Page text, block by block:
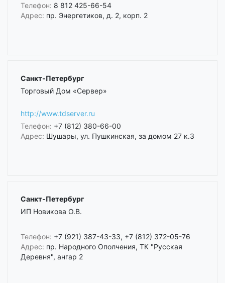
Телефон: 8 812 425-66-54
Адрес: пр. Энергетиков, д. 2, корп. 2
Санкт-Петербург
Торговый Дом «Сервер»
http://www.tdserver.ru
Телефон: +7 (812) 380-66-00
Адрес: Шушары, ул. Пушкинская, за домом 27 к.3
Санкт-Петербург
ИП Новикова О.В.
Телефон: +7 (921) 387-43-33, +7 (812) 372-05-76
Адрес: пр. Народного Ополчения, ТК "Русская
Деревня", ангар 2